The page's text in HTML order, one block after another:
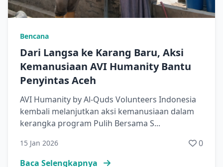
Bencana
Dari Langsa ke Karang Baru, Aksi
Kemanusiaan AVI Humanity Bantu
Penyintas Aceh
AVI Humanity by Al-Quds Volunteers Indonesia
kembali melanjutkan aksi kemanusiaan dalam
kerangka program Pulih Bersama S...
15 Jan 2026
0
Baca Selengkapnya